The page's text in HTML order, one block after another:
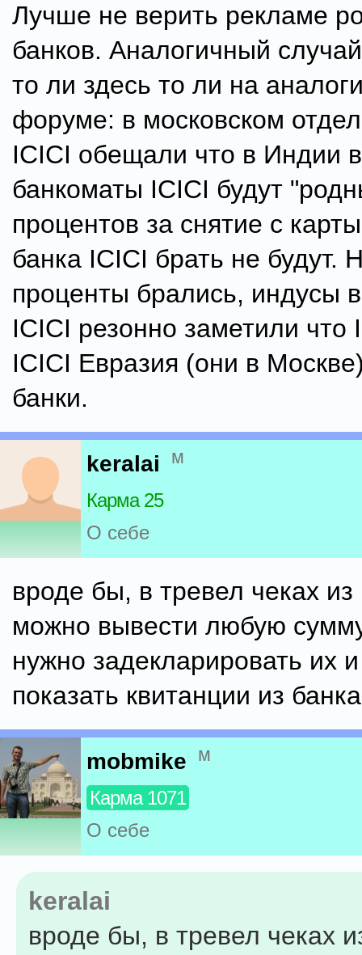
Лучше не верить рекламе
банков. Аналогичный
то ли здесь то ли на
форуме: в московском
ICICI обещали что в Индии
банкоматы ICICI будут
процентов за снятие с
банка ICICI брать не будут.
проценты брались, индусы
ICICI резонно заметили что
ICICI Евразия (они в
банки.
keralai м
Карма 25
О себе
вроде бы, в тревел чеках из
можно вывести любую
нужно задекларировать их
показать квитанции из
mobmike м
Карма 1071
О себе
keralai
вроде бы, в тревел чеках